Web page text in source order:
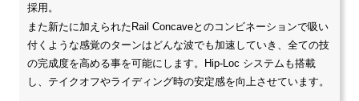
採用。
また新たに加えられたRail Concaveとのコンビネーションで吸い
付くような感覚のターンはどんな波でも加速していき、全ての技
の完成度を高める事を可能にします。Hip-Loc システムも搭載
し、テイクオフやライディング時の安定感を向上させています。